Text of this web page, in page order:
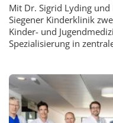
Mit Dr. Sigrid Lyding
Siegener Kinderklinik
Kinder- und
Spezialisierung in